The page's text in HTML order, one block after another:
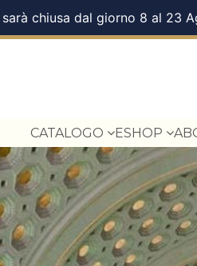
chiusa dal giorno 8 al 23
CATALOGO ESHOP